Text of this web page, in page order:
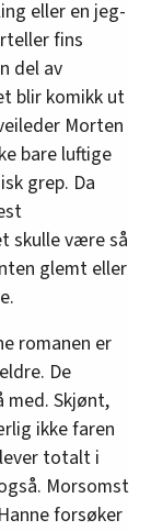
eller en jeg-
fins
del av
blir komikk ut
Morten
bare luftige
grep. Da
skulle være så
glemt eller
romanen er
De
Skjønt,
ikke faren
totalt i
Morsomst
forsøker